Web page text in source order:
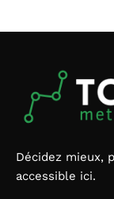
Décidez mieux,
accessible ici.